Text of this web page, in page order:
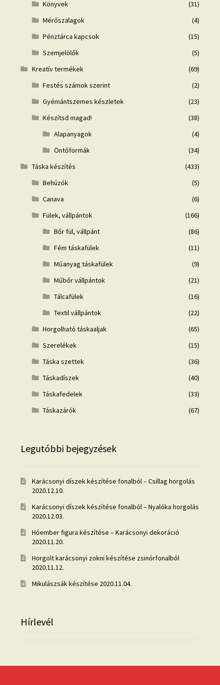
Könyvek
(31)
Mérőszalagok
(4)
Pénztárca kapcsok
(15)
Szemjelölők
(5)
Kreatív termékek
(69)
Festés számok szerint
(2)
Gyémántszemes készletek
(23)
Készítsd magad!
(38)
Alapanyagok
(4)
Öntőformák
(34)
Táska készítés
(433)
Behúzók
(5)
Canava
(6)
Fülek, vállpántok
(166)
Bőr fül, vállpánt
(86)
Fém táskafülek
(11)
Műanyag táskafülek
(9)
Műbőr vállpántok
(21)
Tálcafülek
(16)
Textil vállpántok
(22)
Horgolható táskaaljak
(65)
Szerelékek
(15)
Táska szettek
(36)
Táskadíszek
(40)
Táskafedelek
(33)
Táskazárók
(67)
Legutóbbi bejegyzések
Karácsonyi díszek készítése fonalból – Csillag horgolás
2020.12.10.
Karácsonyi díszek készítése fonalból – Nyalóka horgolás
2020.12.03.
Hóember figura készítése – Karácsonyi dekoráció
2020.11.20.
Horgolt karácsonyi zokni készítése zsinórfonalból
2020.11.12.
Mikulászsák készítése 2020.11.04.
Hírlevél